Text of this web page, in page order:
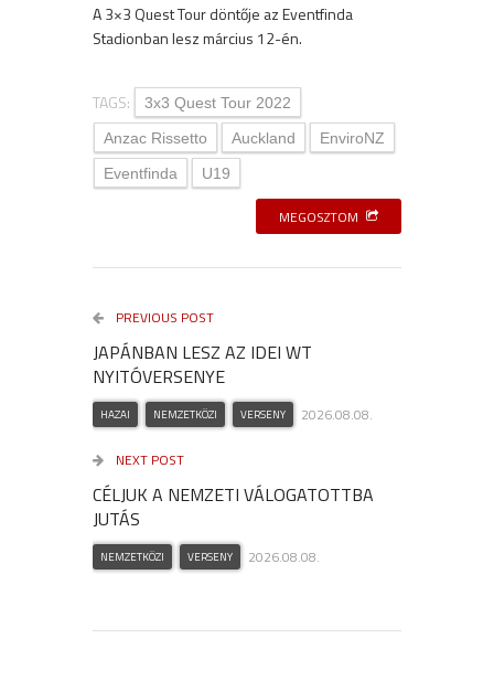
A 3×3 Quest Tour döntője az Eventfinda
Stadionban lesz március 12-én.
TAGS:
3x3 Quest Tour 2022
Anzac Rissetto
Auckland
EnviroNZ
Eventfinda
U19
MEGOSZTOM
PREVIOUS POST
JAPÁNBAN LESZ AZ IDEI WT
NYITÓVERSENYE
HAZAI NEMZETKÖZI VERSENY 2026.08.08.
NEXT POST
CÉLJUK A NEMZETI VÁLOGATOTTBA
JUTÁS
NEMZETKÖZI VERSENY 2026.08.08.